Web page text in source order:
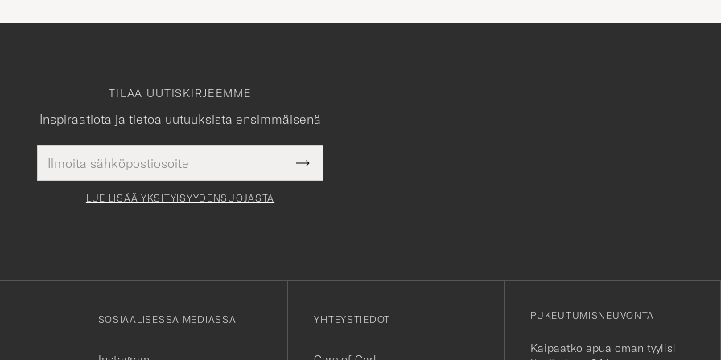
myös huikeasta valikoimasta.
TILAA UUTISKIRJEEMME
Inspiraatiota ja tietoa uutuuksista ensimmäisenä
Pakollinen
tieto
Submit
Newsletter
LUE LISÄÄ YKSITYISYYDENSUOJASTA
SOSIAALISESSA MEDIASSA YHTEYSTIEDOT PUKEUTUMISNEUVONTA
Kaipaatko apua oman tyylisi